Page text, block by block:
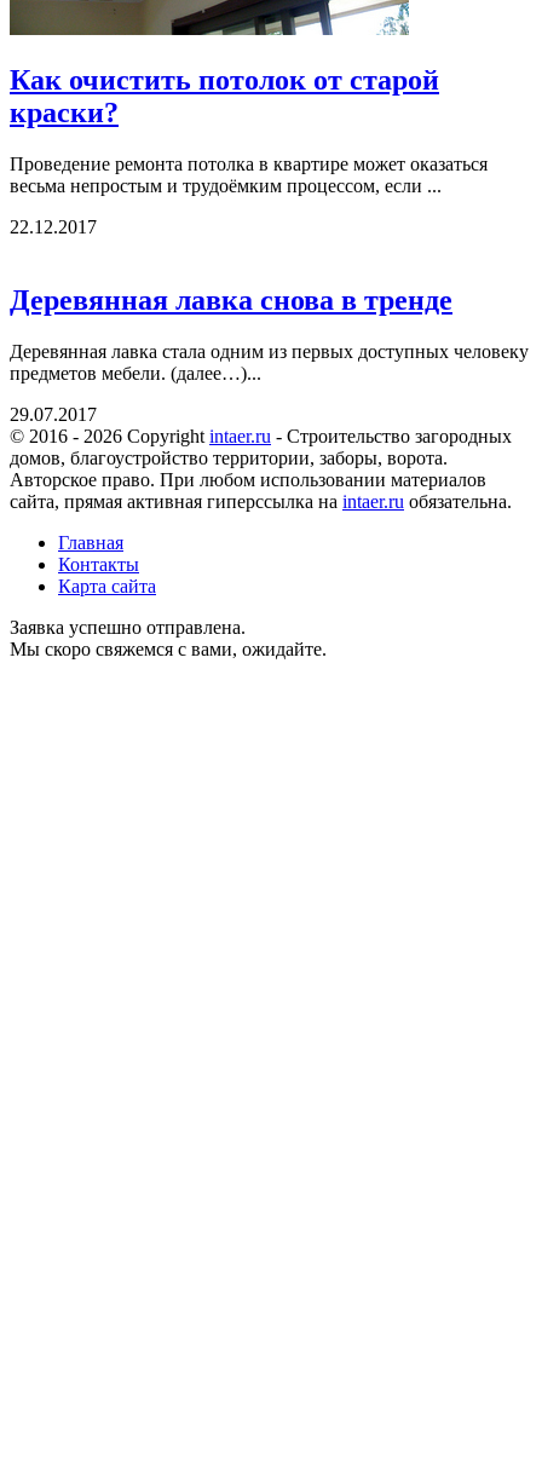
Как очистить потолок от старой
краски?
Проведение ремонта потолка в квартире может оказаться
весьма непростым и трудоёмким процессом, если ...
22.12.2017
Деревянная лавка снова в тренде
Деревянная лавка стала одним из первых доступных человеку
предметов мебели. (далее…)...
29.07.2017
© 2016 - 2026 Copyright intaer.ru - Cтроительство загородных
домов, благоустройство территории, заборы, ворота.
Авторское право. При любом использовании материалов
сайта, прямая активная гиперссылка на intaer.ru обязательна.
Главная
Контакты
Карта сайта
Заявка успешно отправлена.
Мы скоро свяжемся с вами, ожидайте.